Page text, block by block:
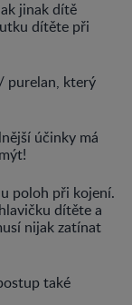
jinak dítě
dítěte při
purelan, který
účinky má
poloh při kojení.
dítěte a
nijak zatínat
také